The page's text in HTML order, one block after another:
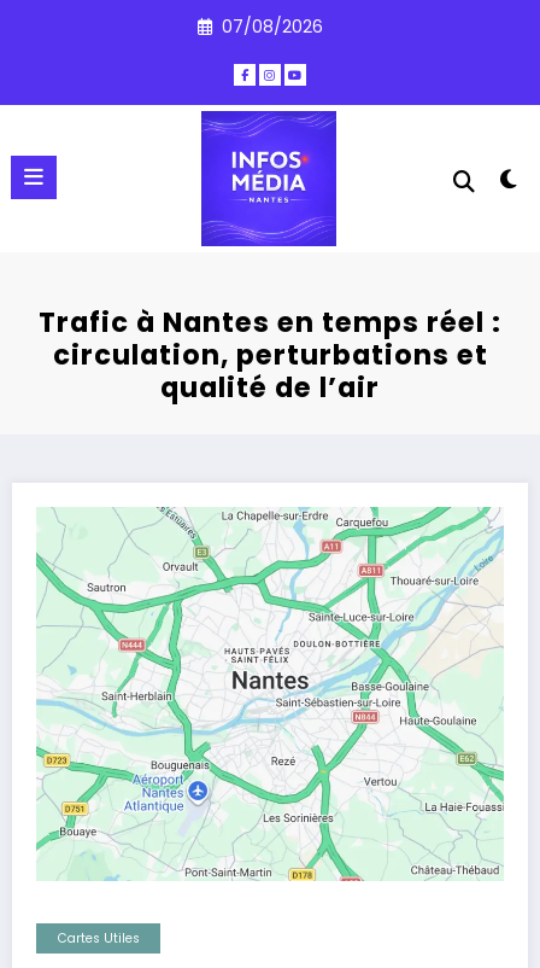
07/08/2026
Trafic à Nantes en temps réel :
circulation, perturbations et
qualité de l’air
Cartes Utiles